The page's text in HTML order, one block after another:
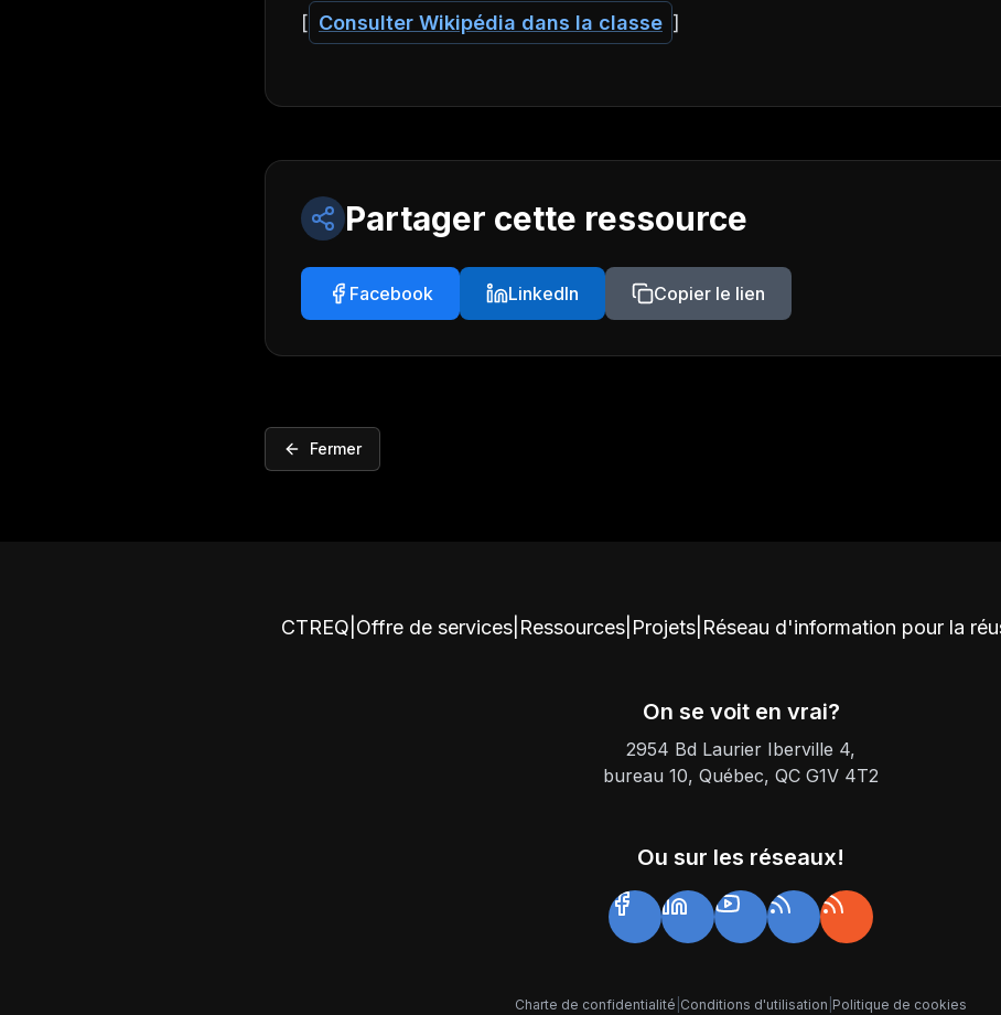
[ Consulter Wikipédia dans la classe ]
Partager cette ressource
Facebook LinkedIn Copier le lien
Fermer
CTREQ Offre de services Ressources Projets Réseau d'information pour la
On se voit en vrai?
2954 Bd Laurier Iberville 4,
bureau 10, Québec, QC G1V 4T2
Ou sur les réseaux!
Charte de confidentialité Conditions d'utilisation Politique de cookies